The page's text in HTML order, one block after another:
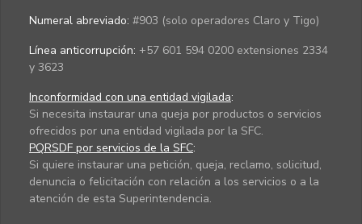
Numeral abreviado: #903 (solo operadores Claro y Tigo)
Línea anticorrupción: +57 601 594 0200 extensiones 2334
y 3623
Inconformidad con una entidad vigilada:
Si necesita instaurar una queja por productos o servicios
ofrecidos por una entidad vigilada por la SFC.
PQRSDF por servicios de la SFC:
Si quiere instaurar una petición, queja, reclamo, solicitud,
denuncia o felicitación con relación a los servicios o a la
atención de esta Superintendencia.